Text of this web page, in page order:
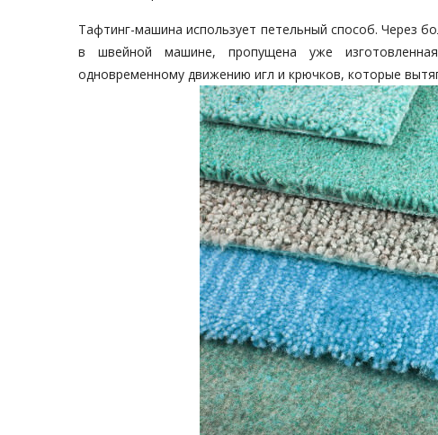
Тафтинг-машина использует петельный способ. Через
в швейной машине, пропущена уже
одновременному движению игл и крючков, которые